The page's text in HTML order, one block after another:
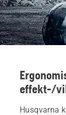
effekt-/
Husqvarna